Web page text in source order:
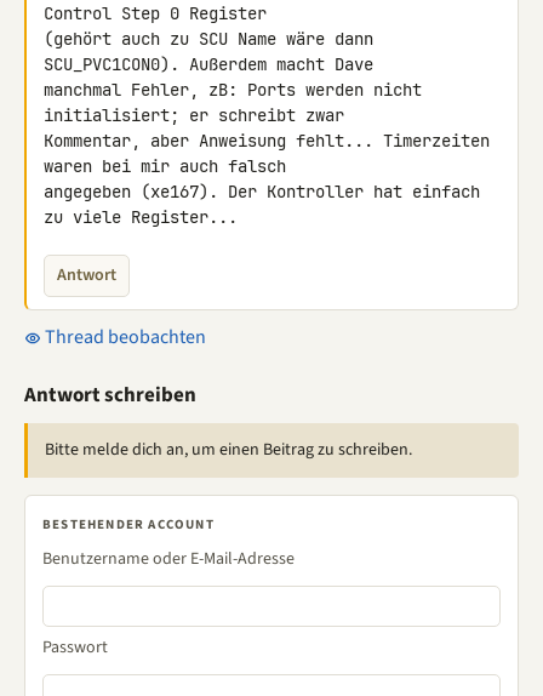
Control Step 0 Register
(gehört auch zu SCU Name wäre dann
SCU_PVC1CON0). Außerdem macht Dave
manchmal Fehler, zB: Ports werden nicht
initialisiert; er schreibt zwar
Kommentar, aber Anweisung fehlt... Timerzeiten
waren bei mir auch falsch
angegeben (xe167). Der Kontroller hat einfach
zu viele Register...
Antwort
Thread beobachten
Antwort schreiben
Bitte melde dich an, um einen Beitrag zu schreiben.
BESTEHENDER ACCOUNT
Benutzername oder E-Mail-Adresse
Passwort